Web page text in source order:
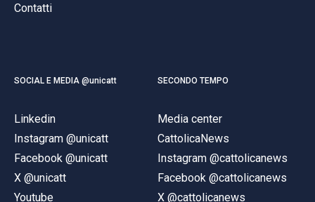
Contatti
SOCIAL E MEDIA @unicatt
Linkedin
Instagram @unicatt
Facebook @unicatt
X @unicatt
Youtube
SECONDO TEMPO
Media center
CattolicaNews
Instagram @cattolicanews
Facebook @cattolicanews
X @cattolicanews